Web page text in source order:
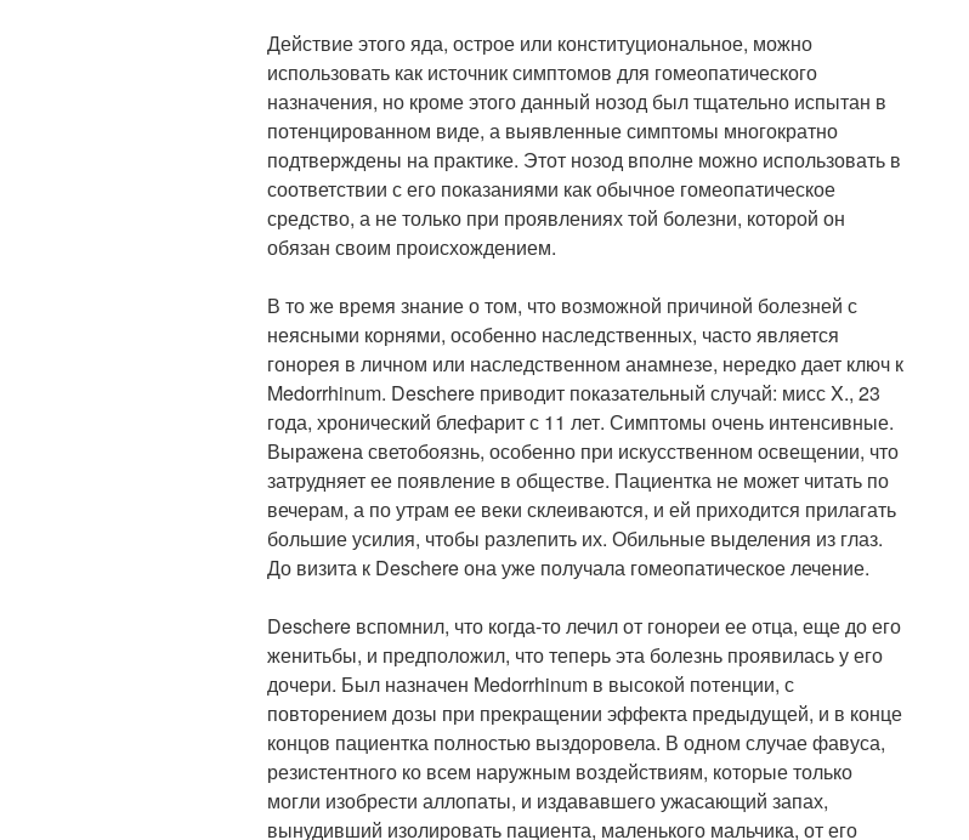
Действие этого яда, острое или конституциональное, можно
использовать как источник симптомов для гомеопатического
назначения, но кроме этого данный нозод был тщательно испытан в
потенцированном виде, а выявленные симптомы многократно
подтверждены на практике. Этот нозод вполне можно использовать в
соответствии с его показаниями как обычное гомеопатическое
средство, а не только при проявлениях той болезни, которой он
обязан своим происхождением.
В то же время знание о том, что возможной причиной болезней с
неясными корнями, особенно наследственных, часто является
гонорея в личном или наследственном анамнезе, нередко дает ключ к
Medorrhinum. Deschere приводит показательный случай: мисс X., 23
года, хронический блефарит с 11 лет. Симптомы очень интенсивные.
Выражена светобоязнь, особенно при искусственном освещении, что
затрудняет ее появление в обществе. Пациентка не может читать по
вечерам, а по утрам ее веки склеиваются, и ей приходится прилагать
большие усилия, чтобы разлепить их. Обильные выделения из глаз.
До визита к Deschere она уже получала гомеопатическое лечение.
Deschere вспомнил, что когда-то лечил от гонореи ее отца, еще до его
женитьбы, и предположил, что теперь эта болезнь проявилась у его
дочери. Был назначен Medorrhinum в высокой потенции, с
повторением дозы при прекращении эффекта предыдущей, и в конце
концов пациентка полностью выздоровела. В одном случае фавуса,
резистентного ко всем наружным воздействиям, которые только
могли изобрести аллопаты, и издававшего ужасающий запах,
вынудивший изолировать пациента, маленького мальчика, от его